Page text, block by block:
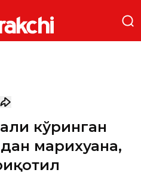
кўринган
марихуана,